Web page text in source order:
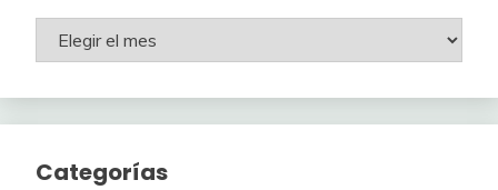
Archivos
Categorías